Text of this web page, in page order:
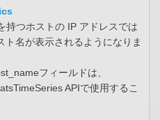
持つホストの IP アドレスでは
ト名が表示されるようになりま
フィールドは、
APIで使用するこ